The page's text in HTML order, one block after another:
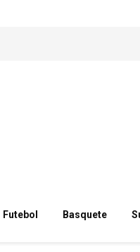
Futebol Basquete